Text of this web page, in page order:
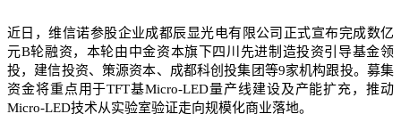
近日，维信诺参股企业成都辰显光电有限公司正式宣布完成数亿
元B轮融资，本轮由中金资本旗下四川先进制造投资引导基金领
投，建信投资、策源资本、成都科创投集团等9家机构跟投。募集
资金将重点用于TFT基Micro-LED量产线建设及产能扩充，推动
Micro-LED技术从实验室验证走向规模化商业落地。